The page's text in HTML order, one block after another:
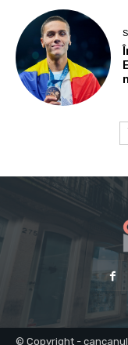
© Copyright -